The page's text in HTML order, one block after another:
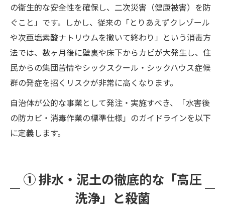
お問い合わせからの流れ
まとめ
の衛生的な安全性を確保し、二次災害（健康被害）を防
ぐこと」です。しかし、従来の「とりあえずクレゾール
や次亜塩素酸ナトリウムを撒いて終わり」という消毒方
法では、数ヶ月後に壁裏や床下からカビが大発生し、住
民からの集団苦情やシックスクール・シックハウス症候
群の発症を招くリスクが非常に高くなります。
自治体が公的な事業として発注・実施すべき、「水害後
の防カビ・消毒作業の標準仕様」のガイドラインを以下
に定義します。
① 排水・泥土の徹底的な「高圧
洗浄」と殺菌